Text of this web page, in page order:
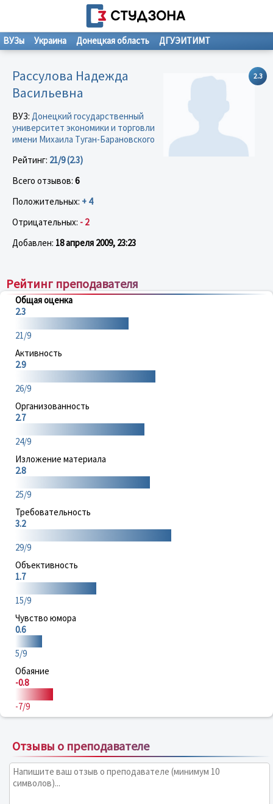
ВУЗы Украина Донецкая область ДГУЭИТИМТ
2.3
Рассулова Надежда
Васильевна
ВУЗ: Донецкий государственный
университет экономики и торговли
имени Михаила Туган-Барановского
Рейтинг: 21/9 (2.3)
Всего отзывов: 6
Положительных: + 4
Отрицательных: - 2
Добавлен: 18 апреля 2009, 23:23
Рейтинг преподавателя
Общая оценка
2.3
21/9
Активность
2.9
26/9
Организованность
2.7
24/9
Изложение материала
2.8
25/9
Требовательность
3.2
29/9
Объективность
1.7
15/9
Чувство юмора
0.6
5/9
Обаяние
-0.8
-7/9
Отзывы о преподавателе